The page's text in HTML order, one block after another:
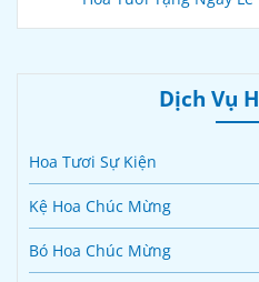
Dịch Vụ
Hoa Tươi Sự Kiện
Kệ Hoa Chúc Mừng
Bó Hoa Chúc Mừng